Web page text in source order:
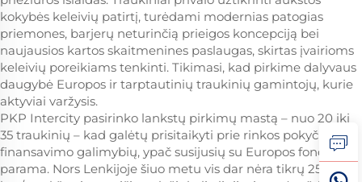
kokybės keleivių patirtį, turėdami modernias patogias
priemones, barjerų neturinčią prieigos koncepciją bei
naujausios kartos skaitmenines paslaugas, skirtas įvairioms
keleivių poreikiams tenkinti. Tikimasi, kad pirkime dalyvaus
daugybė Europos ir tarptautinių traukinių gamintojų, kurie
aktyviai varžysis.
PKP Intercity pasirinko lankstų pirkimų mastą – nuo 20 iki
35 traukinių – kad galėtų prisitaikyti prie rinkos pokyčių ir
finansavimo galimybių, ypač susijusių su Europos fondų
parama. Nors Lenkijoje šiuo metu vis dar nėra tikrų 250